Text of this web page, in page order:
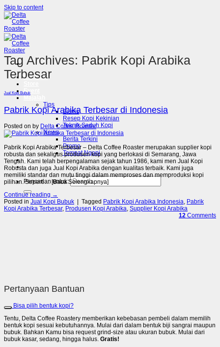
Skip to content
Beranda
Event
Majalah
Tips
Bisnis
Resep Kopi Kekinian
Teknik Seduh Kopi
News
Berita Terkini
Promo
Tempat Ngopi
Kontak
Tentang Kami
Pencarian untuk:
Tag Archives: Pabrik Kopi Arabika
Terbesar
Jual Kopi Bubuk
Pabrik Kopi Arabika Terbesar di Indonesia
Posted on by Delta Coffee Roaster
Pabrik Kopi Arabika Terbesar – Delta Coffee Roaster merupakan supplier kopi
robusta dan sekaligus produsen kopi yang berlokasi di Semarang, Jawa
Tengah. Kami telah berpengalaman sejak tahun 1986, kami men Jual Kopi
Robusta dan juga Jual Kopi Arabika dengan kualitas terbaik. Kami juga
memiliki standar dan mutu tinggi dalam memproses dan memproduksi kopi
pilihan. Seperti… [Baca Selengkapnya]
Continue reading →
Posted in Jual Kopi Bubuk | Tagged Pabrik Kopi Arabika Indonesia, Pabrik
Kopi Arabika Terbesar, Produsen Kopi Arabika, Supplier Kopi Arabika
12 Comments
Pertanyaan Bantuan
Bisa pilih bentuk kopi?
Tentu, Delta Coffee Roastery memberikan kebebasan pembeli dalam memilih
bentuk kopi sesuai kebutuhannya. Mulai dari dalam bentuk biji sangrai maupun
bubuk. Bahkan Kamu bisa request grind-size atau ukuran bubuk. Mulai dari
bubuk kasar, sedang, hingga halus. Gratis!